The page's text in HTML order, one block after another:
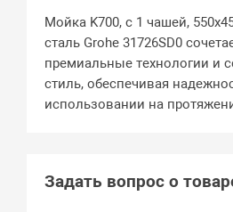
Мойка K700, с 1 чашей,
сталь Grohe 31726SD0
премиальные технологии и
стиль, обеспечивая
использовании на
Задать вопрос о